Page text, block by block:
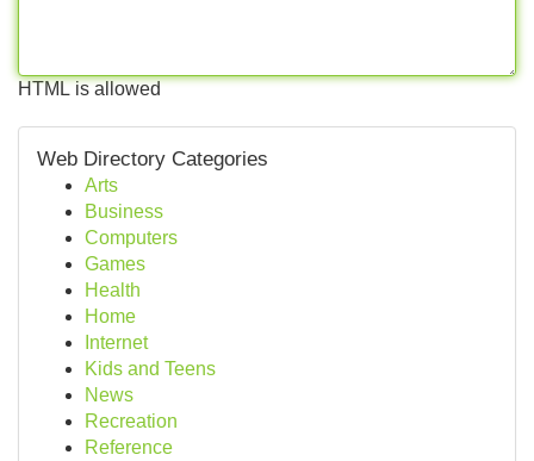
HTML is allowed
Web Directory Categories
Arts
Business
Computers
Games
Health
Home
Internet
Kids and Teens
News
Recreation
Reference